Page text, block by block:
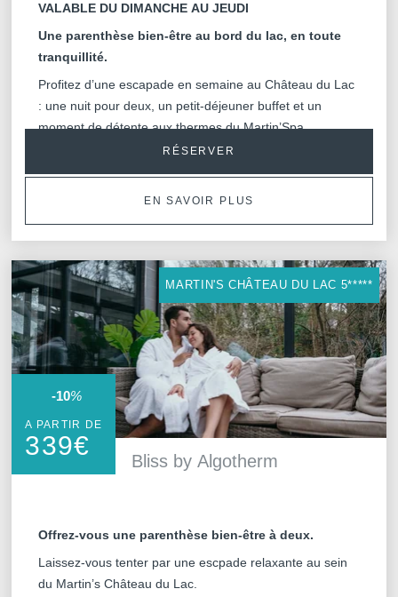
VALABLE DU DIMANCHE AU JEUDI
Une parenthèse bien-être au bord du lac, en toute
tranquillité.
Profitez d’une escapade en semaine au Château du Lac
: une nuit pour deux, un petit-déjeuner buffet et un
moment de détente aux thermes du Martin’Spa.
L’idéal pour se ressourcer, loin de l’agitation.
RÉSERVER
EN SAVOIR PLUS
Bliss by Algotherm
A PARTIR DE
339€
-10%
MARTIN'S CHÂTEAU DU LAC 5*****
Offrez-vous une parenthèse bien-être à deux.
Laissez-vous tenter par une escpade relaxante au sein
du Martin’s Château du Lac.